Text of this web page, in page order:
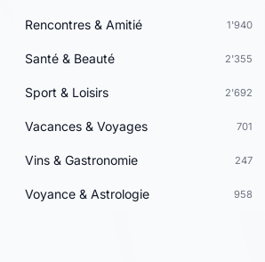
Rencontres & Amitié 1'940
Santé & Beauté 2'355
Sport & Loisirs 2'692
Vacances & Voyages 701
Vins & Gastronomie 247
Voyance & Astrologie 958